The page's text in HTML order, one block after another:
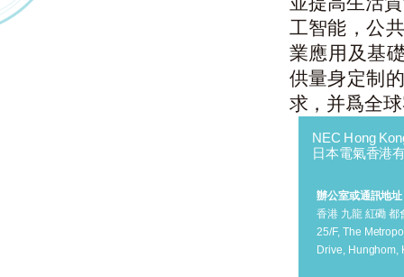
工智能，公
業應用及基
供量身定制
求，并爲全
NEC Hong
日本電氣香港
辦公室或通訊地址
香港 九龍 紅磡
25/F, The
Drive, Hunghom,